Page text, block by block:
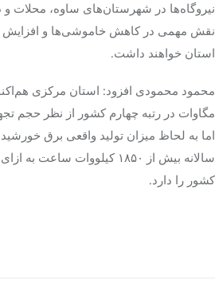
نیروگاه‌ها در شهرستان‌های ساوه، محلات و
نقش مهمی در کاهش خاموشی‌ها و افزایش
استان خواهند داشت.
مگاوات در رتبه چهارم کشور از نظر حجم
اما به لحاظ میزان تولید واقعی برق خورشیدی
سالانه بیش از ۱۸۵۰ کیلووات ساعت به ازای
کشور را دارد.